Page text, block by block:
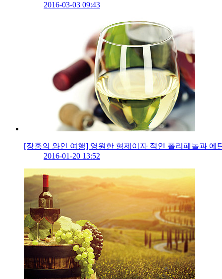
2016-03-03 09:43
[장홍의 와인 여행] 영원한 형제이자 적인 폴리페놀과 에
2016-01-20 13:52